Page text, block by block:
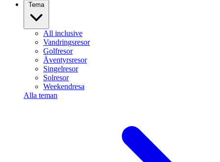
Tema
All inclusive
Vandringsresor
Golfresor
Äventyrsresor
Singelresor
Solresor
Weekendresa
Alla teman